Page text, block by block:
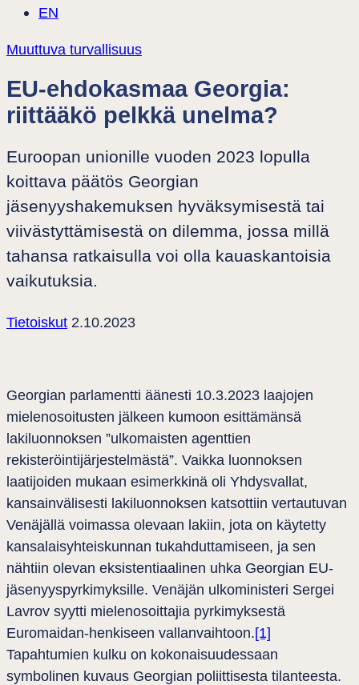
EN
Muuttuva turvallisuus
EU-ehdokasmaa Georgia:
riittääkö pelkkä unelma?
Euroopan unionille vuoden 2023 lopulla
koittava päätös Georgian
jäsenyyshakemuksen hyväksymisestä tai
viivästyttämisestä on dilemma, jossa millä
tahansa ratkaisulla voi olla kauaskantoisia
vaikutuksia.
Tietoiskut 2.10.2023
Georgian parlamentti äänesti 10.3.2023 laajojen
mielenosoitusten jälkeen kumoon esittämänsä
lakiluonnoksen ”ulkomaisten agenttien
rekisteröintijärjestelmästä”. Vaikka luonnoksen
laatijoiden mukaan esimerkkinä oli Yhdysvallat,
kansainvälisesti lakiluonnoksen katsottiin vertautuvan
Venäjällä voimassa olevaan lakiin, jota on käytetty
kansalaisyhteiskunnan tukahduttamiseen, ja sen
nähtiin olevan eksistentiaalinen uhka Georgian EU-
jäsenyyspyrkimyksille. Venäjän ulkoministeri Sergei
Lavrov syytti mielenosoittajia pyrkimyksestä
Euromaidan-henkiseen vallanvaihtoon.[1]
Tapahtumien kulku on kokonaisuudessaan
symbolinen kuvaus Georgian poliittisesta tilanteesta.